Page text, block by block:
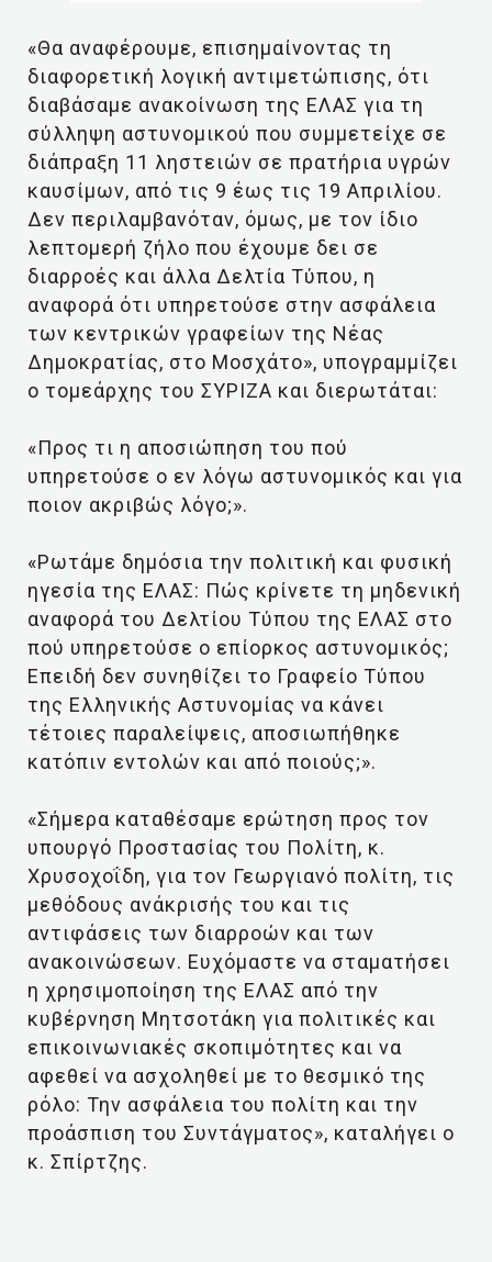
«Θα αναφέρουμε, επισημαίνοντας τη
διαφορετική λογική αντιμετώπισης, ότι
διαβάσαμε ανακοίνωση της ΕΛΑΣ για τη
σύλληψη αστυνομικού που συμμετείχε σε
διάπραξη 11 ληστειών σε πρατήρια υγρών
καυσίμων, από τις 9 έως τις 19 Απριλίου.
Δεν περιλαμβανόταν, όμως, με τον ίδιο
λεπτομερή ζήλο που έχουμε δει σε
διαρροές και άλλα Δελτία Τύπου, η
αναφορά ότι υπηρετούσε στην ασφάλεια
των κεντρικών γραφείων της Νέας
Δημοκρατίας, στο Μοσχάτο», υπογραμμίζει
ο τομεάρχης του ΣΥΡΙΖΑ και διερωτάται:
«Προς τι η αποσιώπηση του πού
υπηρετούσε ο εν λόγω αστυνομικός και για
ποιον ακριβώς λόγο;».
«Ρωτάμε δημόσια την πολιτική και φυσική
ηγεσία της ΕΛΑΣ: Πώς κρίνετε τη μηδενική
αναφορά του Δελτίου Τύπου της ΕΛΑΣ στο
πού υπηρετούσε ο επίορκος αστυνομικός;
Επειδή δεν συνηθίζει το Γραφείο Τύπου
της Ελληνικής Αστυνομίας να κάνει
τέτοιες παραλείψεις, αποσιωπήθηκε
κατόπιν εντολών και από ποιούς;».
«Σήμερα καταθέσαμε ερώτηση προς τον
υπουργό Προστασίας του Πολίτη, κ.
Χρυσοχοΐδη, για τον Γεωργιανό πολίτη, τις
μεθόδους ανάκρισής του και τις
αντιφάσεις των διαρροών και των
ανακοινώσεων. Ευχόμαστε να σταματήσει
η χρησιμοποίηση της ΕΛΑΣ από την
κυβέρνηση Μητσοτάκη για πολιτικές και
επικοινωνιακές σκοπιμότητες και να
αφεθεί να ασχοληθεί με το θεσμικό της
ρόλο: Την ασφάλεια του πολίτη και την
προάσπιση του Συντάγματος», καταλήγει ο
κ. Σπίρτζης.